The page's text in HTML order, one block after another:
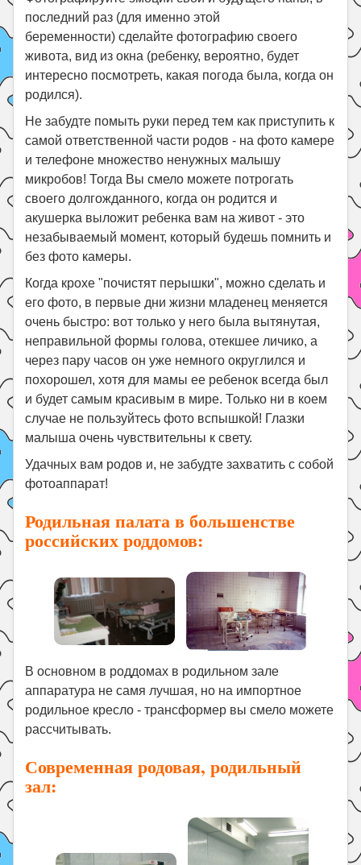
последний раз (для именно этой
беременности) сделайте фотографию своего
живота, вид из окна (ребенку, вероятно, будет
интересно посмотреть, какая погода была, когда он
родился).
Не забудте помыть руки перед тем как приступить к
самой ответственной части родов - на фото камере
и телефоне множество ненужных малышу
микробов! Тогда Вы смело можете потрогать
своего долгожданного, когда он родится и
акушерка выложит ребенка вам на живот - это
незабываемый момент, который будешь помнить и
без фото камеры.
Когда крохе "почистят перышки", можно сделать и
его фото, в первые дни жизни младенец меняется
очень быстро: вот только у него была вытянутая,
неправильной формы голова, отекшее личико, а
через пару часов он уже немного округлился и
похорошел, хотя для мамы ее ребенок всегда был
и будет самым красивым в мире. Только ни в коем
случае не пользуйтесь фото вспышкой! Глазки
малыша очень чувствительны к свету.
Удачных вам родов и, не забудте захватить с собой
фотоаппарат!
Родильная палата в большенстве
российских роддомов:
В основном в роддомах в родильном зале
аппаратура не самя лучшая, но на импортное
родильное кресло - трансформер вы смело можете
рассчитывать.
Современная родовая, родильный
зал: